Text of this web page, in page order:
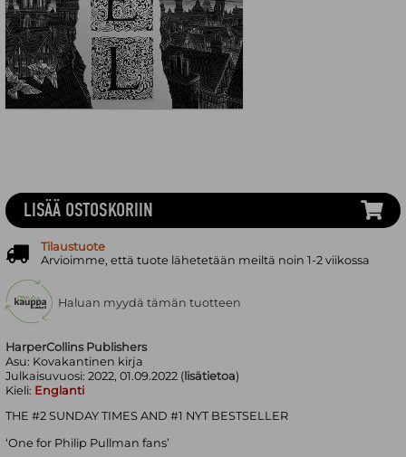
HarperCollins Publishers
Asu: Kovakantinen kirja
Julkaisuvuosi:2022, 01.09.2022 ( lisätietoa)
Kieli: Englanti
THE #2 SUNDAY TIMES AND #1 NYT BESTSELLER
‘One for Philip Pullman fans’
LISÄÄ OSTOSKORIIN
Tilaustuote
Arvioimme, että tuote lähetetään meiltä noin 1-2 viikossa
Haluan myydä tämän tuotteen